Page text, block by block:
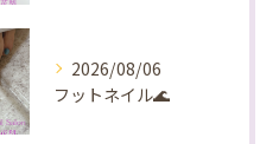
2026/08/06
フットネイル🌊